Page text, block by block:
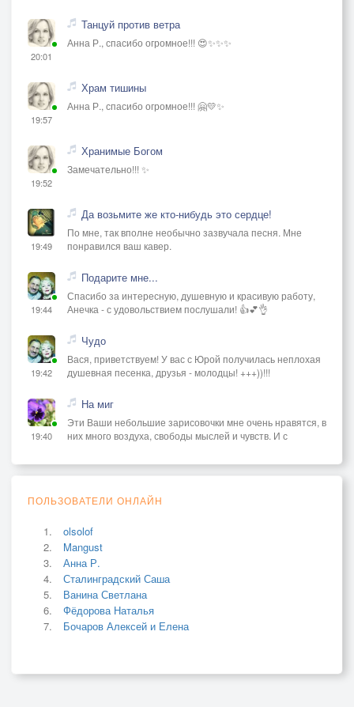
20:01
Танцуй против ветра
Анна Р., спасибо огромное!!! 😍✨✨✨
19:57
Храм тишины
Анна Р., спасибо огромное!!! 🤗💛✨
19:52
Хранимые Богом
Замечательно!!! ✨
19:49
Да возьмите же кто-нибудь это сердце!
По мне, так вполне необычно зазвучала песня. Мне
понравился ваш кавер.
19:44
Подарите мне...
Спасибо за интересную, душевную и красивую работу,
Анечка - с удовольствием послушали! 👍💕👌
19:42
Чудо
Вася, приветствуем! У вас с Юрой получилась неплохая
душевная песенка, друзья - молодцы! +++))!!!
19:40
На миг
Эти Ваши небольшие зарисовочки мне очень нравятся, в
них много воздуха, свободы мыслей и чувств. И с
ПОЛЬЗОВАТЕЛИ ОНЛАЙН
olsolof
Mangust
Анна Р.
Сталинградский Саша
Ванина Светлана
Фёдорова Наталья
Бочаров Алексей и Елена